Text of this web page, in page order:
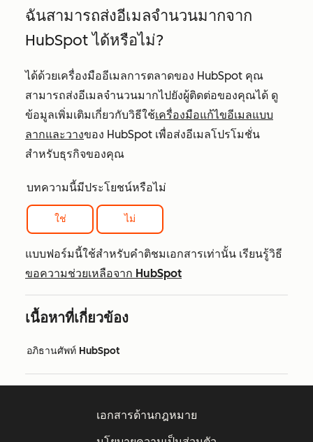
ฉันสามารถส่งอีเมลจำนวนมากจาก
HubSpot ได้หรือไม่?
ได้ด้วยเครื่องมืออีเมลการตลาดของ HubSpot คุณ
สามารถส่งอีเมลจำนวนมากไปยังผู้ติดต่อของคุณได้ ดู
ข้อมูลเพิ่มเติมเกี่ยวกับวิธีใช้เครื่องมือแก้ไขอีเมลแบบ
ลากและวางของ HubSpot เพื่อส่งอีเมลโปรโมชั่น
สำหรับธุรกิจของคุณ
บทความนี้มีประโยชน์หรือไม่
ใช่ ไม่
แบบฟอร์มนี้ใช้สำหรับคำติชมเอกสารเท่านั้น เรียนรู้วิธี
ขอความช่วยเหลือจาก HubSpot
เนื้อหาที่เกี่ยวข้อง
อภิธานศัพท์ HubSpot
เอกสารด้านกฎหมาย